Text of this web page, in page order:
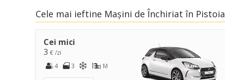
Cele mai ieftine Mașini de Închiriat în Pistoia
Cei mici
3 € /zi
4
3 M